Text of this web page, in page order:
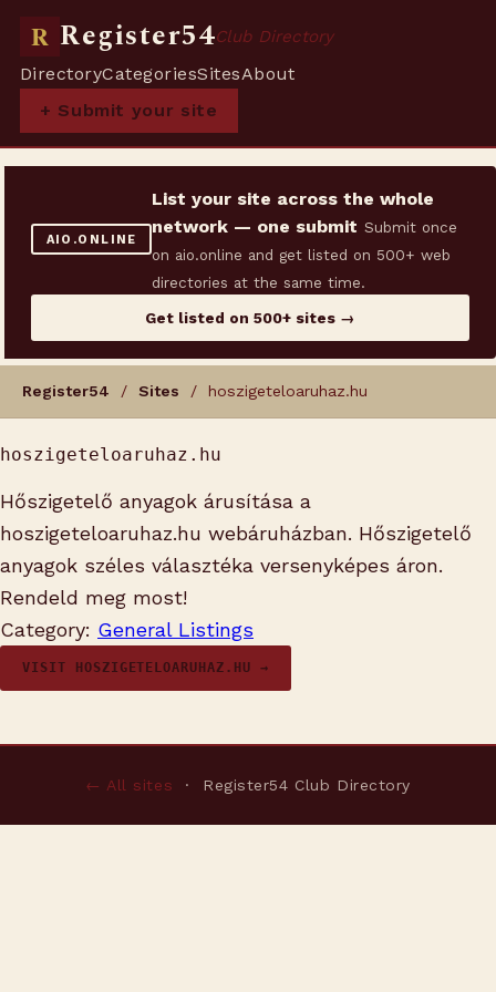
R Register54Club Directory
DirectoryCategoriesSitesAbout
+ Submit your site
AIO.ONLINE
List your site across the whole
network — one submit Submit once
on aio.online and get listed on 500+ web
directories at the same time.
Get listed on 500+ sites →
Register54 / Sites / hoszigeteloaruhaz.hu
hoszigeteloaruhaz.hu
Hőszigetelő anyagok árusítása a
hoszigeteloaruhaz.hu webáruházban. Hőszigetelő
anyagok széles választéka versenyképes áron.
Rendeld meg most!
Category: General Listings
VISIT HOSZIGETELOARUHAZ.HU →
← All sites · Register54 Club Directory